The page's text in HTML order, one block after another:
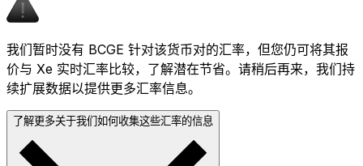
我们暂时没有 BCGE 针对该货币对的汇率，但您仍可将其报
价与 Xe 实时汇率比较，了解潜在节省。请稍后再来，我们持
续扩展数据以提供更多汇率信息。
了解更多关于我们如何收集这些汇率的信息